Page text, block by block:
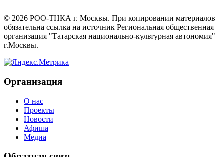
© 2026 РОО-ТНКА г. Москвы. При копировании материалов
обязательна ссылка на источник Региональная общественная
организация "Татарская национально-культурная автономия"
г.Москвы.
Организация
О нас
Проекты
Новости
Афиша
Медиа